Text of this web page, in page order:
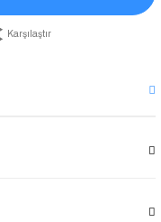
Karşılaştır